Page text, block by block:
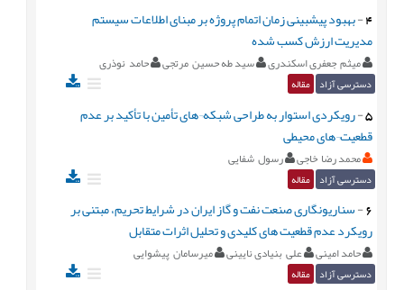
4
-بهبود پیشبینی زمان اتمام پروژه بر مبنای اطلاعات سیستم
مدیریت ارزش کسب شده
میثم جعفری اسکندری سید طه حسین مرتجی حامد نوذری
دسترسی آزاد مقاله
5
-رویکردی استوار به طراحی شبکه¬های تأمین با تأکید بر عدم
قطعیت¬های محیطی
محمد رضا خاجی رسول شفایی
دسترسی آزاد مقاله
6
-سناریونگاری صنعت نفت و گاز ایران در شرایط تحریم، مبتنی بر
رویکرد عدم قطعیت های کلیدی و تحلیل اثرات متقابل
حامد امینی علی بنیادی نایینی میرسامان پیشوایی
دسترسی آزاد مقاله